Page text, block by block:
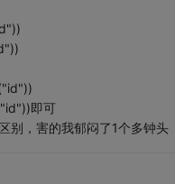
即可
别，害的我郁闷了1个多钟头